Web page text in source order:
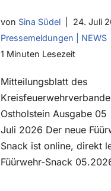
von Sina Südel
24. Juli
Pressemeldungen | NEWS
1 Minuten Lesezeit
Mitteilungsblatt des
Ostholstein Ausgabe 05
Juli 2026 Der neue
Snack ist online, direkt
Füürwehr-Snack